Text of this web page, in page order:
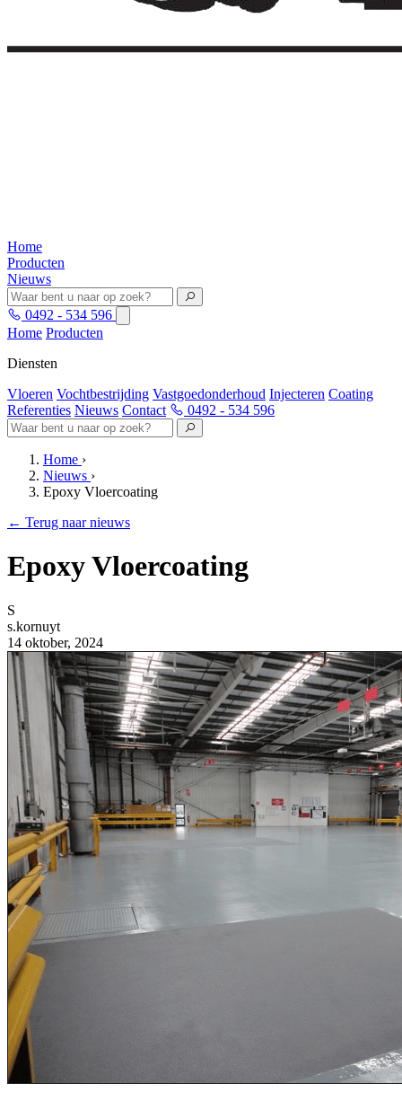
Home
Producten
Nieuws
0492 - 534 596
Home Producten
Diensten
Vloeren Vochtbestrijding Vastgoedonderhoud Injecteren Coating
Referenties Nieuws Contact 0492 - 534 596
Home ›
Nieuws ›
Epoxy Vloercoating
← Terug naar nieuws
Epoxy Vloercoating
S
s.kornuyt
14 oktober, 2024